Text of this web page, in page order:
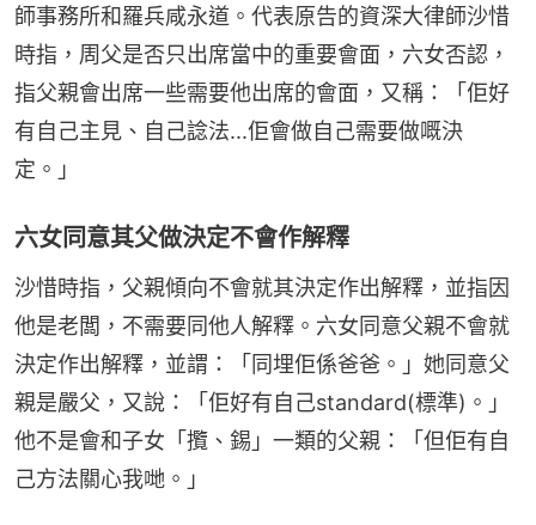
師事務所和羅兵咸永道。代表原告的資深大律師沙惜
時指，周父是否只出席當中的重要會面，六女否認，
指父親會出席一些需要他出席的會面，又稱：「佢好
有自己主見、自己諗法...佢會做自己需要做嘅決
定。」
六女同意其父做決定不會作解釋
沙惜時指，父親傾向不會就其決定作出解釋，並指因
他是老闆，不需要同他人解釋。六女同意父親不會就
決定作出解釋，並謂：「同埋佢係爸爸。」她同意父
親是嚴父，又說：「佢好有自己standard(標準)。」
他不是會和子女「攬、錫」一類的父親：「但佢有自
己方法關心我哋。」